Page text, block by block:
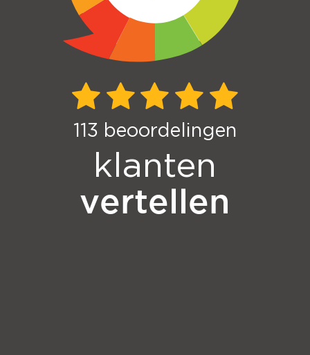
113 beoordelingen
klanten
vertellen